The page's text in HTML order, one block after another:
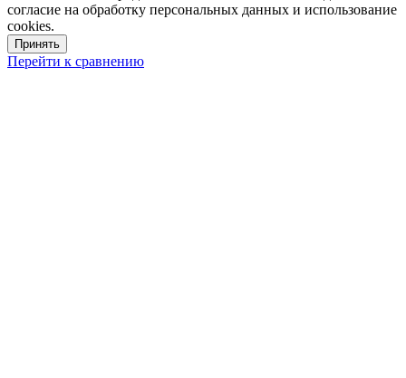
согласие на обработку персональных данных и использование
cookies.
Принять
Перейти к сравнению